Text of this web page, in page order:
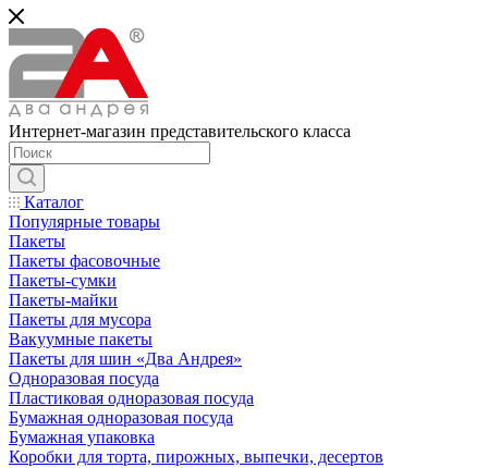
Интернет-магазин представительского класса
Каталог
Популярные товары
Пакеты
Пакеты фасовочные
Пакеты-сумки
Пакеты-майки
Пакеты для мусора
Вакуумные пакеты
Пакеты для шин «Два Андрея»
Одноразовая посуда
Пластиковая одноразовая посуда
Бумажная одноразовая посуда
Бумажная упаковка
Коробки для торта, пирожных, выпечки, десертов